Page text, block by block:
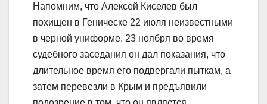
Напомним, что Алексей Киселев был
похищен в Геническе 22 июля неизвестными
в черной униформе. 23 ноября во время
судебного заседания он дал показания, что
длительное время его подвергали пыткам, а
затем перевезли в Крым и предъявили